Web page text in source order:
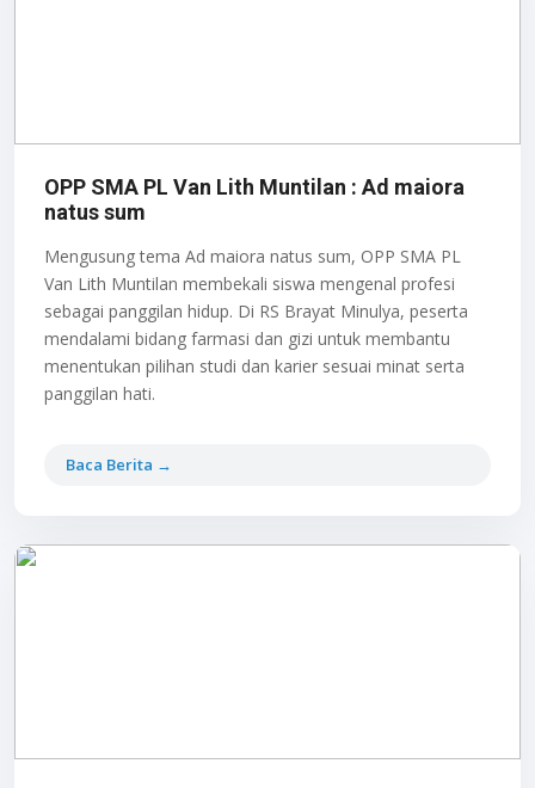
OPP SMA PL Van Lith Muntilan : Ad maiora
natus sum
Mengusung tema Ad maiora natus sum, OPP SMA PL
Van Lith Muntilan membekali siswa mengenal profesi
sebagai panggilan hidup. Di RS Brayat Minulya, peserta
mendalami bidang farmasi dan gizi untuk membantu
menentukan pilihan studi dan karier sesuai minat serta
panggilan hati.
Baca Berita →